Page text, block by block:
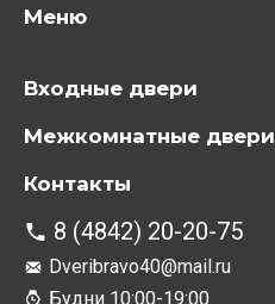
Меню
Входные двери
Межкомнатные двери
Контакты
8 (4842) 20-20-75
Dveribravo40@mail.ru
Будни 10:00-19:00